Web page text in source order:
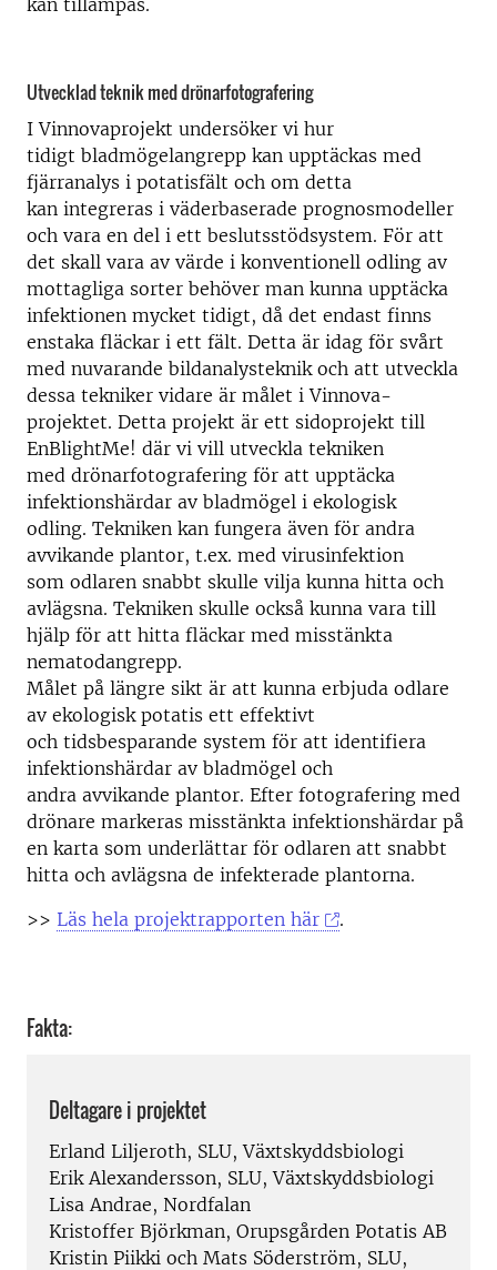
kan tillämpas.
Utvecklad teknik med drönarfotografering
I Vinnovaprojekt undersöker vi hur
tidigt bladmögelangrepp kan upptäckas med
fjärranalys i potatisfält och om detta
kan integreras i väderbaserade prognosmodeller
och vara en del i ett beslutsstödsystem. För att
det skall vara av värde i konventionell odling av
mottagliga sorter behöver man kunna upptäcka
infektionen mycket tidigt, då det endast finns
enstaka fläckar i ett fält. Detta är idag för svårt
med nuvarande bildanalysteknik och att utveckla
dessa tekniker vidare är målet i Vinnova-
projektet. Detta projekt är ett sidoprojekt till
EnBlightMe! där vi vill utveckla tekniken
med drönarfotografering för att upptäcka
infektionshärdar av bladmögel i ekologisk
odling. Tekniken kan fungera även för andra
avvikande plantor, t.ex. med virusinfektion
som odlaren snabbt skulle vilja kunna hitta och
avlägsna. Tekniken skulle också kunna vara till
hjälp för att hitta fläckar med misstänkta
nematodangrepp.
Målet på längre sikt är att kunna erbjuda odlare
av ekologisk potatis ett effektivt
och tidsbesparande system för att identifiera
infektionshärdar av bladmögel och
andra avvikande plantor. Efter fotografering med
drönare markeras misstänkta infektionshärdar på
en karta som underlättar för odlaren att snabbt
hitta och avlägsna de infekterade plantorna.
>> Läs hela projektrapporten här .
Fakta:
Deltagare i projektet
Erland Liljeroth, SLU, Växtskyddsbiologi
Erik Alexandersson, SLU, Växtskyddsbiologi
Lisa Andrae, Nordfalan
Kristoffer Björkman, Orupsgården Potatis AB
Kristin Piikki och Mats Söderström, SLU,